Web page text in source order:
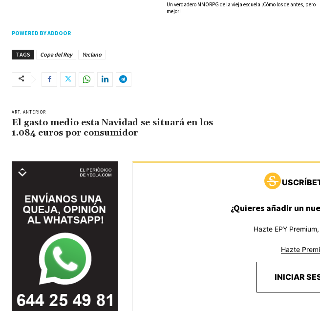
Un verdadero MMORPG de la vieja escuela ¡Cómo los de antes, pero
mejor!
POWERED BY ADDOOR
TAGS Copa del Rey Yeclano
ART. ANTERIOR
El gasto medio esta Navidad se situará en los
1.084 euros por consumidor
¿Quieres añadir un
Hazte EPY
Hazte
INICIAR